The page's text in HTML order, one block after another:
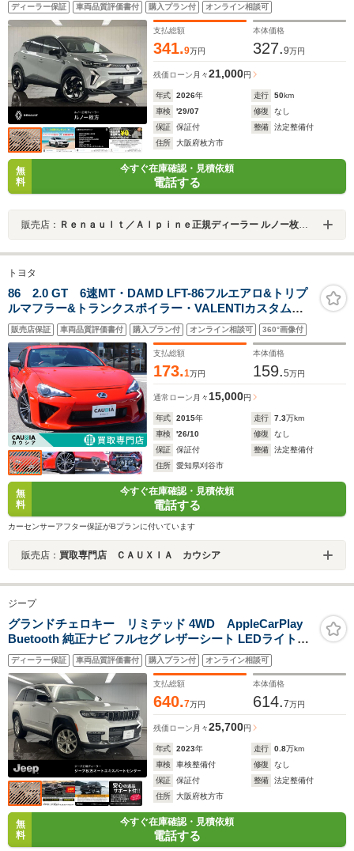
ドライト ステアリングヒーター アダプティブクル
ーズコントロール 新車保証継承
ディーラー保証 車両品質評価書付 購入プラン付 オンライン相談可
支払総額
341.9万円
本体価格
327.9万円
残価ローン 月々21,000円
年式 2026年 走行 50km
車検
'29/07 修復
なし
保証
保証付 整備
法定整備付
住所
大阪府枚方市
無
料
今すぐ在庫確認・見積依頼
電話する
販売店： Ｒｅｎａｕｌｔ／Ａｌｐｉｎｅ正規ディーラー ルノー枚方・アルピーヌポイント枚方
トヨタ
86 2.0 GT 6速MT・DAMD LFT-86フルエアロ&トリプ
ルマフラー&トランクスポイラー・VALENTIカスタムヘ
ッドライト・TRD Sportivoサスペンションセット・
ALPINEナビ・バックカメラ・地デジ・クルコン・ETC
販売店保証 車両品質評価書付 購入プラン付 オンライン相談可 360°画像付
支払総額
173.1万円
本体価格
159.5万円
通常ローン 月々 15,000円
年式 2015年 走行 7.3万km
車検
'26/10 修復
なし
保証
保証付 整備
法定整備付
住所
愛知県刈谷市
無
料
今すぐ在庫確認・見積依頼
電話する
カーセンサーアフター保証がBプランに付いています
販売店： 買取専門店 ＣＡＵＸＩＡ カウシア
ジープ
グランドチェロキー リミテッド 4WD AppleCarPlay
Buetooth 純正ナビ フルセグ レザーシート LEDライト
360℃カメラ アダプティブクルーズコントロール シート
ヒータ- ステアリングヒーター ALPINE製スピーカー 認定
中古車保証付
ディーラー保証 車両品質評価書付 購入プラン付 オンライン相談可
支払総額
640.7万円
本体価格
614.7万円
残価ローン 月々25,700円
年式 2023年 走行 0.8万km
車検
車検整備付 修復
なし
保証
保証付 整備
法定整備付
住所
大阪府枚方市
無
料
今すぐ在庫確認・見積依頼
電話する